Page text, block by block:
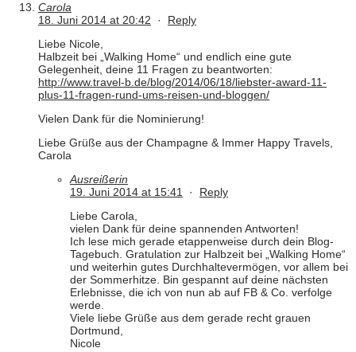
Carola
18. Juni 2014 at 20:42 · Reply
Liebe Nicole,
Halbzeit bei „Walking Home“ und endlich eine gute
Gelegenheit, deine 11 Fragen zu beantworten:
http://www.travel-b.de/blog/2014/06/18/liebster-award-11-
plus-11-fragen-rund-ums-reisen-und-bloggen/
Vielen Dank für die Nominierung!
Liebe Grüße aus der Champagne & Immer Happy Travels,
Carola
Ausreißerin
19. Juni 2014 at 15:41 · Reply
Liebe Carola,
vielen Dank für deine spannenden Antworten!
Ich lese mich gerade etappenweise durch dein Blog-
Tagebuch. Gratulation zur Halbzeit bei „Walking Home“
und weiterhin gutes Durchhaltevermögen, vor allem bei
der Sommerhitze. Bin gespannt auf deine nächsten
Erlebnisse, die ich von nun ab auf FB & Co. verfolge
werde.
Viele liebe Grüße aus dem gerade recht grauen
Dortmund,
Nicole